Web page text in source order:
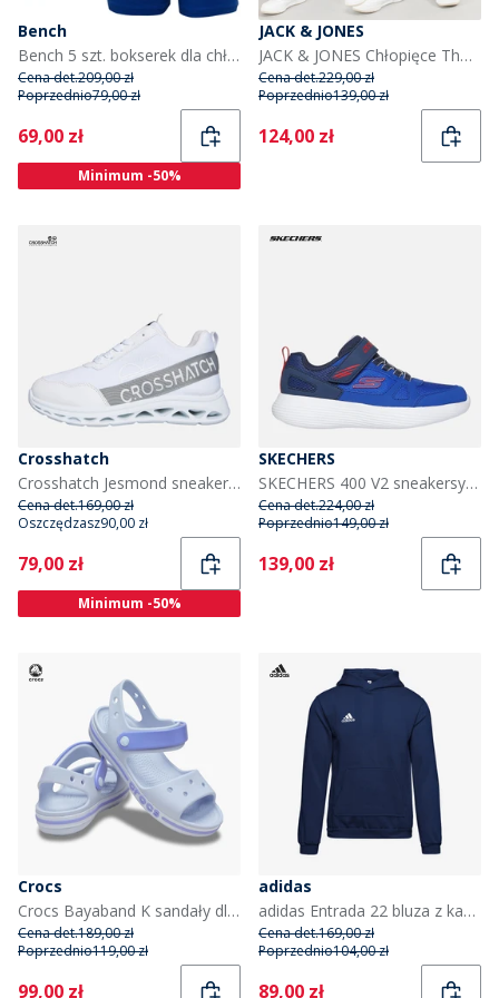
Bench
Bench 5 szt. bokserek dla chłopca kolor niebieski
Cena det.209,00 zł
Poprzednio79,00 zł
Current
69,00 zł
Minimum -50%
JACK & JONES
JACK & JONES Chłopięce Thomas Two Pack Spodnie Dresowe Szary Margielowy
Cena det.229,00 zł
Poprzednio139,00 zł
Current
124,00 zł
Crosshatch
Crosshatch Jesmond sneakersy dla chłopca kolor Biały
Cena det.169,00 zł
Oszczędzasz90,00 zł
Current
79,00 zł
Minimum -50%
SKECHERS
SKECHERS 400 V2 sneakersy dla chłopca kolor Niebieski
Cena det.224,00 zł
Poprzednio149,00 zł
Current
139,00 zł
Crocs
Crocs Bayaband K sandały dla dzieci kolor Dreamscape
Cena det.189,00 zł
Poprzednio119,00 zł
Current
99,00 zł
adidas
adidas Entrada 22 bluza z kapturem dla dzieci kolor Team Navy Blue
Cena det.169,00 zł
Poprzednio104,00 zł
Current
89,00 zł